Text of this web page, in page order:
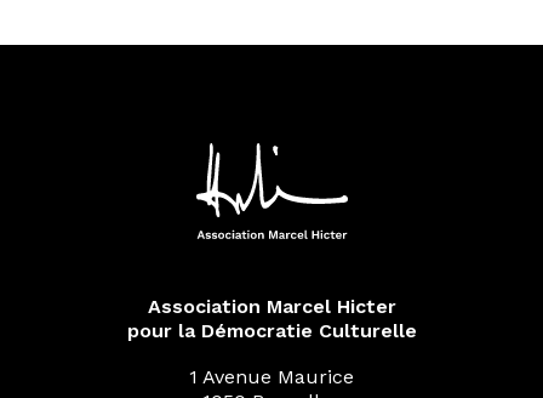
Association Marcel Hicter
pour la Démocratie Culturelle
1 Avenue Maurice